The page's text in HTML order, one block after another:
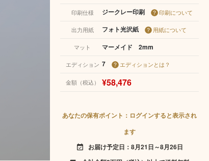
印刷仕様 ジークレー印刷 印刷について
出力用紙 フォト光沢紙 用紙について
マット マーメイド 2mm
エディション 7 エディションとは？
金額（税込） ¥58,476
あなたの保有ポイント：ログインすると表示され
ます
event_available お届け予定日：8月21日～8月26日